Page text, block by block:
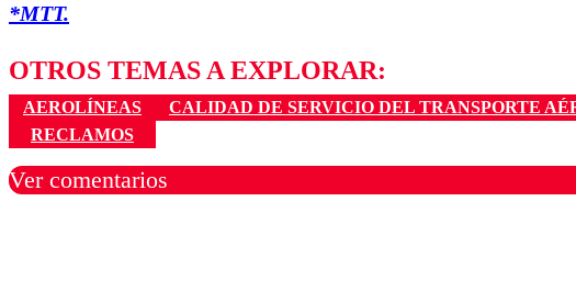
*MTT.
OTROS TEMAS A EXPLORAR:
AEROLÍNEAS CALIDAD DE SERVICIO DEL TRANSPORTE
RECLAMOS
Ver comentarios